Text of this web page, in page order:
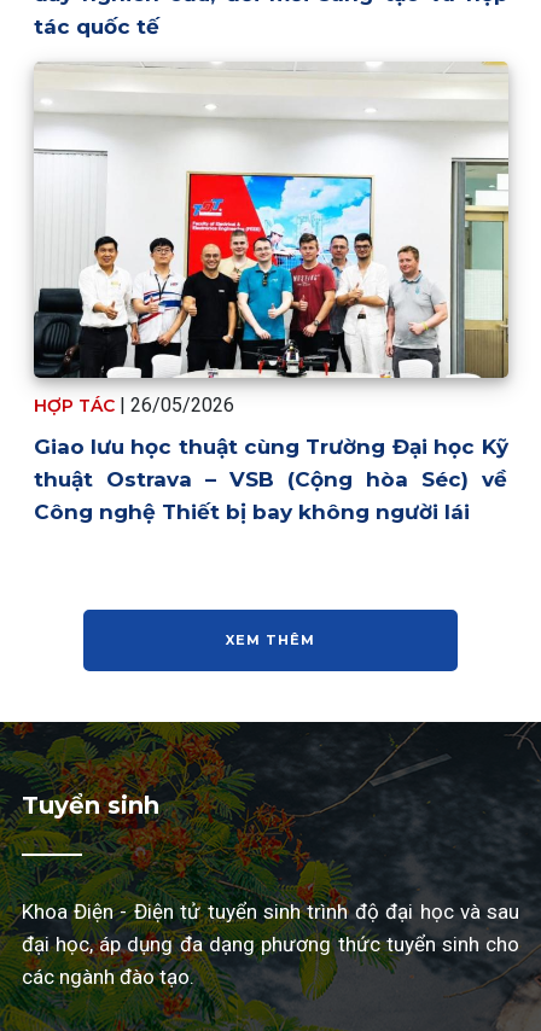
tác quốc tế
HỢP TÁC | 26/05/2026
Giao lưu học thuật cùng Trường Đại học Kỹ
thuật Ostrava – VSB (Cộng hòa Séc) về
Công nghệ Thiết bị bay không người lái
XEM THÊM
Tuyển sinh
Khoa Điện - Điện tử tuyển sinh trình độ đại học và sau
đại học, áp dụng đa dạng phương thức tuyển sinh cho
các ngành đào tạo.